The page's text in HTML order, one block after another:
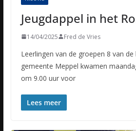
Jeugdappel in het
14/04/2025 Fred de Vries
Leerlingen van de groepen 8 van
gemeente Meppel kwamen
om 9.00 uur voor
Lees meer